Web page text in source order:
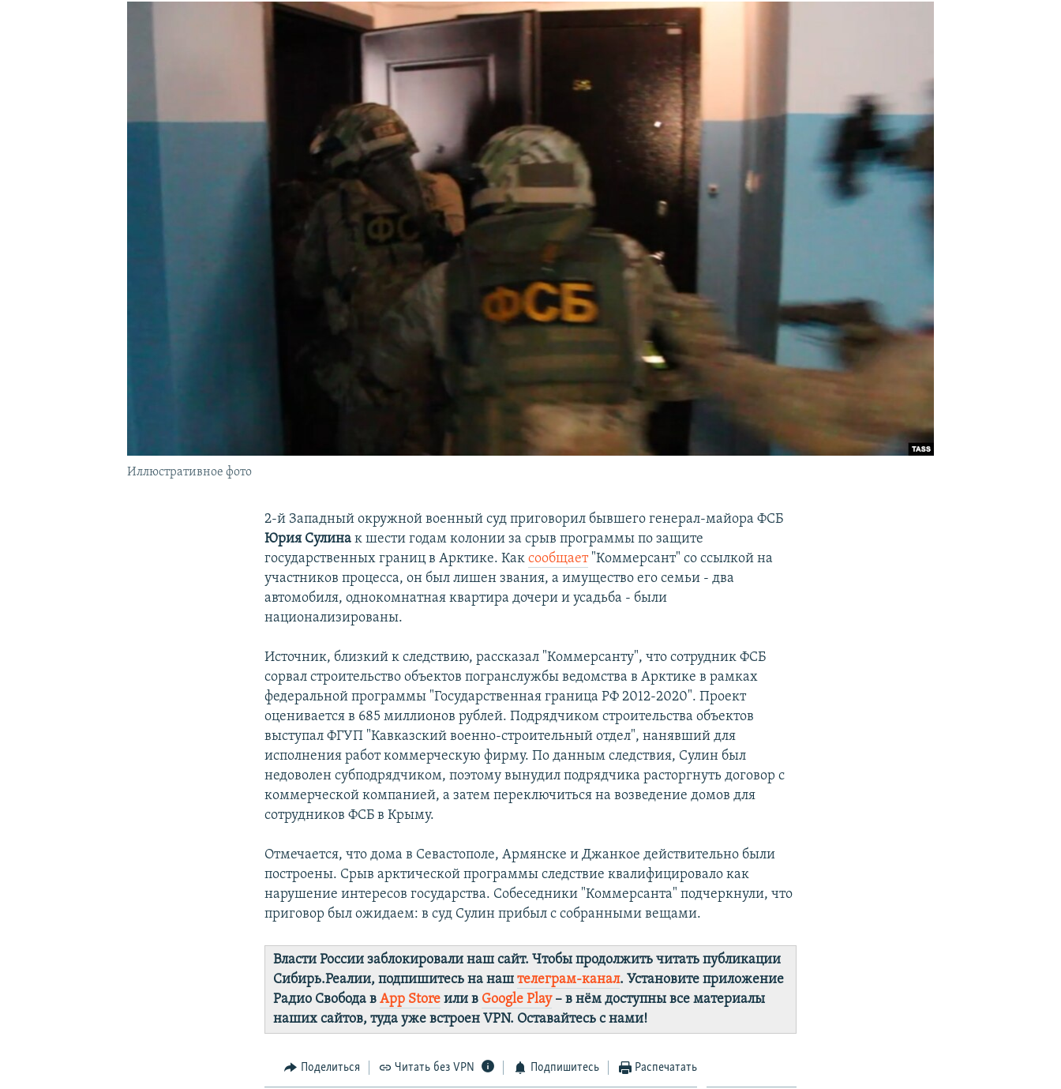
Иллюстративное фото
2-й Западный окружной военный суд приговорил бывшего генерал-майора ФСБ
Юрия Сулина к шести годам колонии за срыв программы по защите
государственных границ в Арктике. Каксообщает"Коммерсант" со ссылкой на
участников процесса, он был лишен звания, а имущество его семьи - два
автомобиля, однокомнатная квартира дочери и усадьба - были
национализированы.
Источник, близкий к следствию, рассказал "Коммерсанту", что сотрудник ФСБ
сорвал строительство объектов погранслужбы ведомства в Арктике в рамках
федеральной программы "Государственная граница РФ 2012-2020". Проект
оценивается в 685 миллионов рублей. Подрядчиком строительства объектов
выступал ФГУП "Кавказский военно-строительный отдел", нанявший для
исполнения работ коммерческую фирму. По данным следствия, Сулин был
недоволен субподрядчиком, поэтому вынудил подрядчика расторгнуть договор с
коммерческой компанией, а затем переключиться на возведение домов для
сотрудников ФСБ в Крыму.
Отмечается, что дома в Севастополе, Армянске и Джанкое действительно были
построены. Срыв арктической программы следствие квалифицировало как
нарушение интересов государства. Собеседники "Коммерсанта" подчеркнули, что
приговор был ожидаем: в суд Сулин прибыл с собранными вещами.
Власти России заблокировали наш сайт. Чтобы продолжить читать публикации
Сибирь.Реалии, подпишитесь на наштелеграм-канал. Установите приложение
Радио Свобода вApp Store или в Google Play– в нём доступны все материалы
наших сайтов, туда уже встроен VPN. Оставайтесь с нами!
Поделиться Читать без VPN Подпишитесь Распечатать